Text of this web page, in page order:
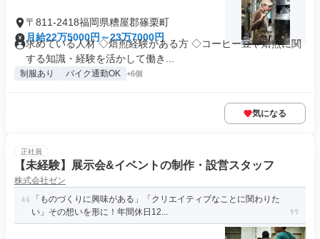
〒811-2418福岡県糟屋郡篠栗町
月給22万5000円～23万7000円
求めている人材 ◇焙煎経験がある方 ◇コーヒー豆や焙煎に関
する知識・経験を活かして働き...
制服あり バイク通勤OK +6個
気になる
正社員
【未経験】展示会&イベントの制作・設営スタッフ
株式会社ゼン
「ものづくりに興味がある」「クリエイティブなことに関わりた
い」その想いを形に！年間休日12...